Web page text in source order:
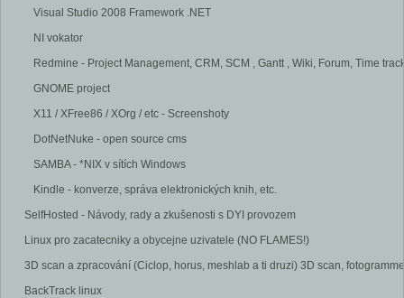
Visual Studio 2008 Framework .NET
NI vokator
Redmine - Project Management, CRM, SCM , Gantt , Wiki, Forum, Time
GNOME project
X11 / XFree86 / XOrg / etc - Screenshoty
DotNetNuke - open source cms
SAMBA - *NIX v sítích Windows
Kindle - konverze, správa elektronických knih, etc.
SelfHosted - Návody, rady a zkušenosti s DYI provozem
Linux pro zacatecniky a obycejne uzivatele (NO FLAMES!)
3D scan a zpracování (Ciclop, horus, meshlab a ti druzi) 3D scan,
BackTrack linux